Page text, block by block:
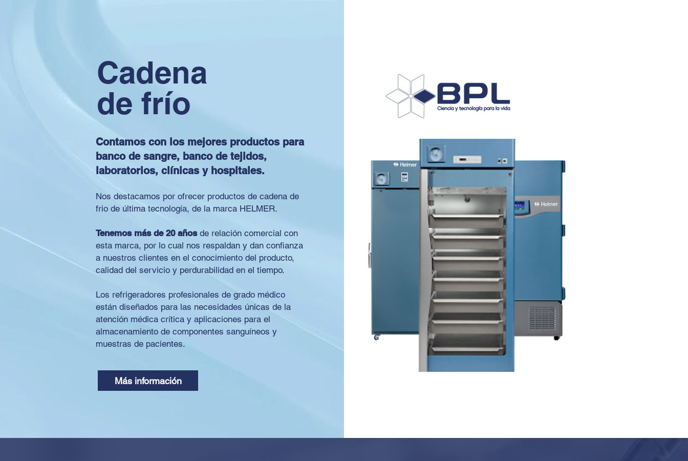
Cadena
de frío
Contamos con los mejores productos para
banco de sangre, banco de tejidos,
laboratorios, clínicas y hospitales.
Nos destacamos por ofrecer productos de cadena de
frio de última tecnología, de la marca HELMER.
Tenemos más de ​20 añosde relación comercial con
esta marca, por lo cual nos respaldan y dan confianza
a nuestros clientes en el conocimiento del producto,
calidad del servicio y perdurabilidad en el tiempo.
Los refrigeradores profesionales de grado médico
están diseñados para las necesidades únicas de la
atención médica crítica y aplicaciones para el
almacenamiento de componentes sanguíneos y
muestras de pacientes.
Más información